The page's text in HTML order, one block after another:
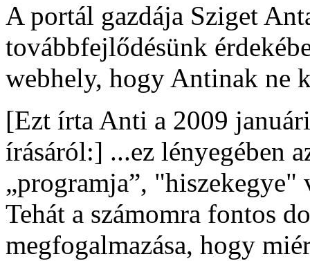
A portál gazdája Sziget
továbbfejlődésünk
webhely, hogy Antinak ne
[Ezt írta Anti a 2009
írásáról:] ...ez lényegében
„programja”, "hiszekegye"
Tehát a számomra fontos
megfogalmazása, hogy